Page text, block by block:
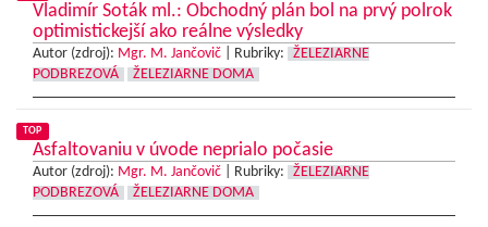
Vladimír Soták ml.: Obchodný plán bol na prvý polrok
optimistickejší ako reálne výsledky
Autor (zdroj): Mgr. M. Jančovič Rubriky:
ŽELEZIARNE
PODBREZOVÁ
ŽELEZIARNE DOMA
TOP
Asfaltovaniu v úvode neprialo počasie
Autor (zdroj): Mgr. M. Jančovič Rubriky:
ŽELEZIARNE
PODBREZOVÁ
ŽELEZIARNE DOMA